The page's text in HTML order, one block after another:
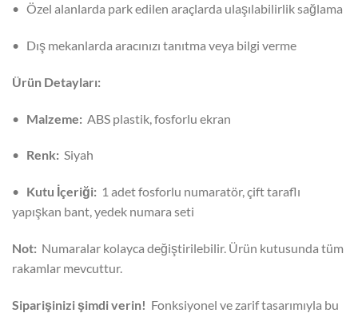
• Özel alanlarda park edilen araçlarda ulaşılabilirlik sağlama
• Dış mekanlarda aracınızı tanıtma veya bilgi verme
Ürün Detayları:
• Malzeme: ABS plastik, fosforlu ekran
• Renk: Siyah
• Kutu İçeriği: 1 adet fosforlu numaratör, çift taraflı
yapışkan bant, yedek numara seti
Not: Numaralar kolayca değiştirilebilir. Ürün kutusunda tüm
rakamlar mevcuttur.
Siparişinizi şimdi verin! Fonksiyonel ve zarif tasarımıyla bu